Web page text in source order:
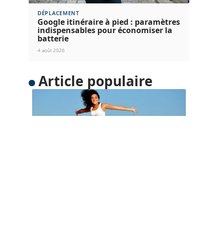
DÉPLACEMENT
Google itinéraire à pied : paramètres
indispensables pour économiser la
batterie
4 août 2026
Article populaire